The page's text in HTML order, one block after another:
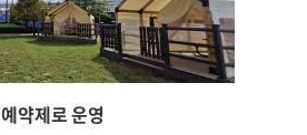
약제로 운영